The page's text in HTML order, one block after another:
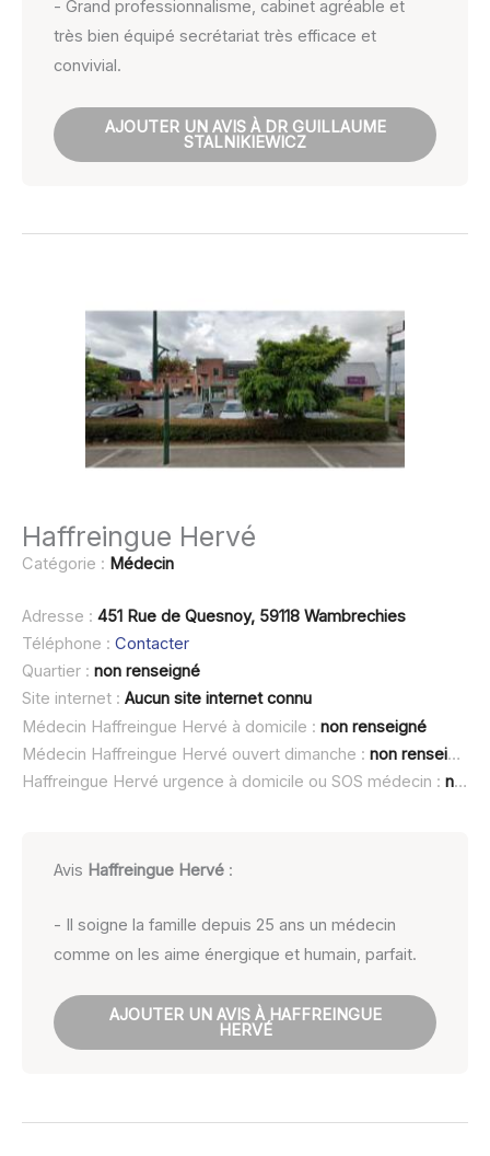
- Grand professionnalisme, cabinet agréable et
très bien équipé secrétariat très efficace et
convivial.
AJOUTER UN AVIS À DR GUILLAUME
STALNIKIEWICZ
Haffreingue Hervé
Catégorie : Médecin
Adresse : 451 Rue de Quesnoy, 59118 Wambrechies
Téléphone : Contacter
Quartier : non renseigné
Site internet : Aucun site internet connu
Médecin Haffreingue Hervé à domicile : non renseigné
Médecin Haffreingue Hervé ouvert dimanche : non renseigné
Haffreingue Hervé urgence à domicile ou SOS médecin : non renseigné
Avis Haffreingue Hervé :
- Il soigne la famille depuis 25 ans un médecin
comme on les aime énergique et humain, parfait.
AJOUTER UN AVIS À HAFFREINGUE
HERVÉ